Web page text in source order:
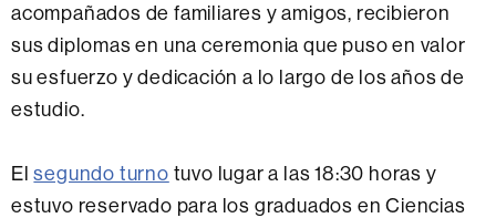
acompañados de familiares y amigos, recibieron
sus diplomas en una ceremonia que puso en valor
su esfuerzo y dedicación a lo largo de los años de
estudio.
Elsegundo turno tuvo lugar a las 18:30 horas y
estuvo reservado para los graduados en Ciencias